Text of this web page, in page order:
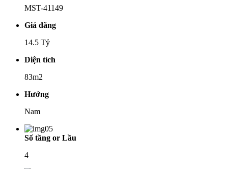
MST-41149
Giá đăng
14.5 Tỷ
Diện tích
83m2
Hướng
Nam
Số tầng or Lầu
4